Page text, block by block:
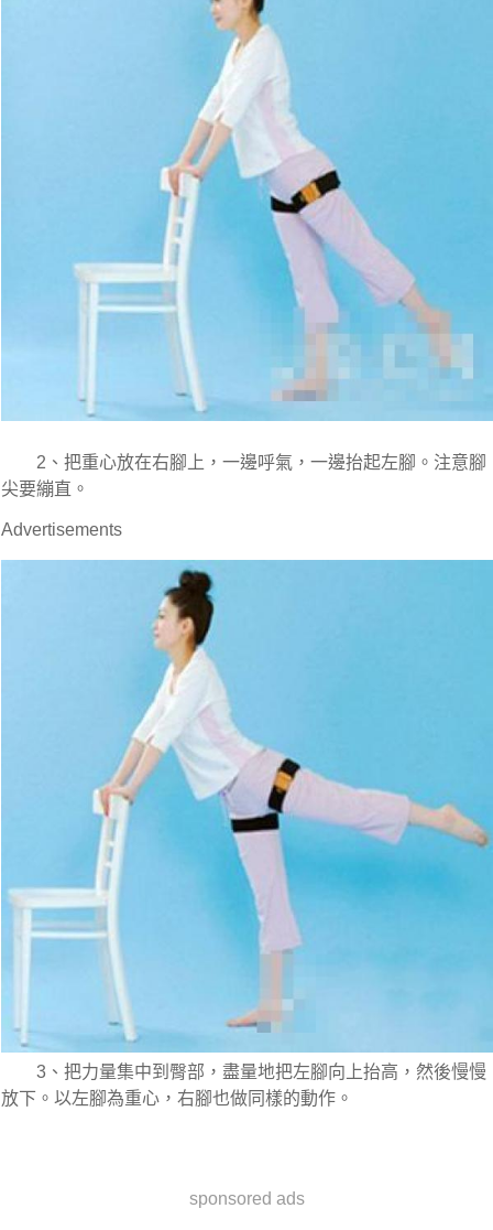
2、把重心放在右腳上，一邊呼氣，一邊抬起左腳。注意腳
尖要繃直。
Advertisements
3、把力量集中到臀部，盡量地把左腳向上抬高，然後慢慢
放下。以左腳為重心，右腳也做同樣的動作。
sponsored ads